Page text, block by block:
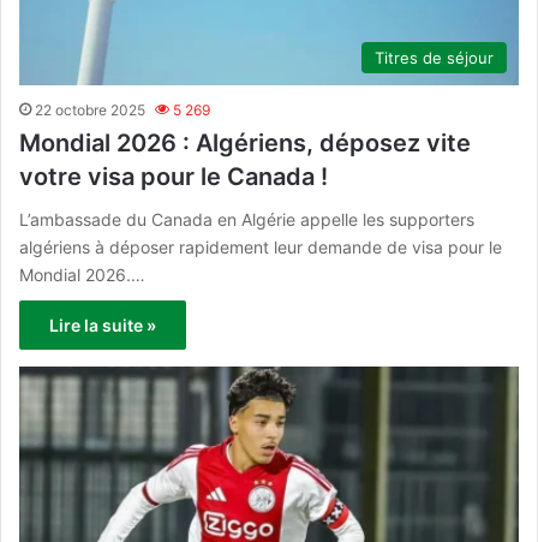
Titres de séjour
22 octobre 2025 5 269
Mondial 2026 : Algériens, déposez vite
votre visa pour le Canada !
L’ambassade du Canada en Algérie appelle les supporters
algériens à déposer rapidement leur demande de visa pour le
Mondial 2026.…
Lire la suite »